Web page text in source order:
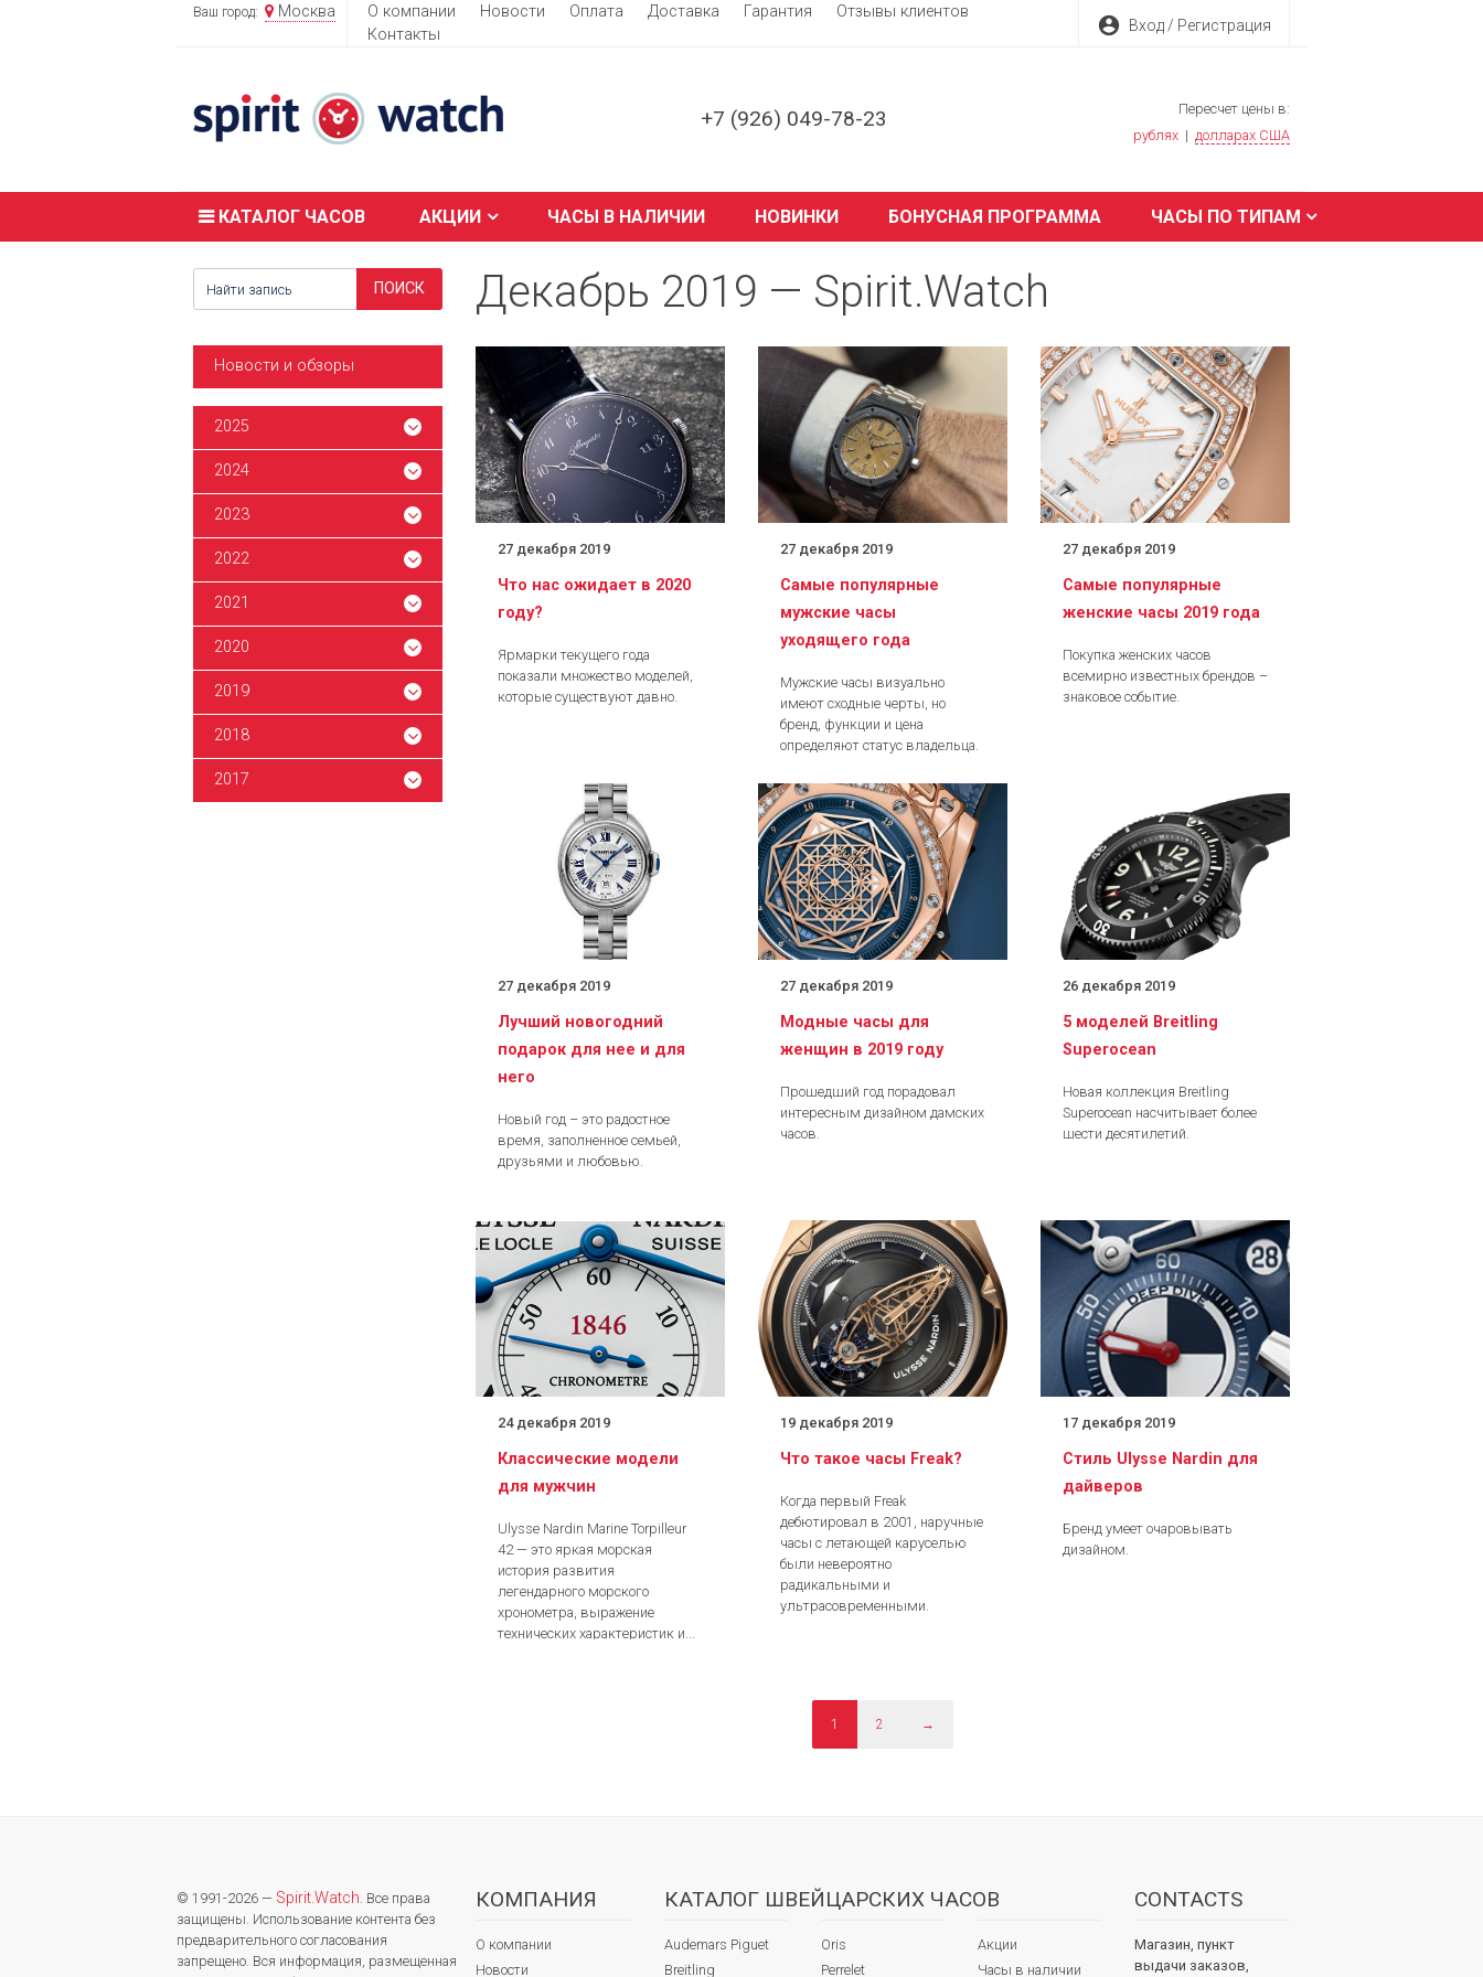
Ваш город: Москва О компании Новости Оплата Доставка Гарантия
Отзывы клиентов
Контакты
account_circle Вход / Регистрация
+7 (926) 049-78-23
Пересчет цены в:
рублях | долларах США
КАТАЛОГ ЧАСОВ АКЦИИ ЧАСЫ В НАЛИЧИИ НОВИНКИ БОНУСНАЯ ПРОГРАММА ЧАСЫ ПО ТИПАМ
Новости и обзоры
2025
2024
2023
2022
2021
2020
2019
2018
2017
Декабрь 2019 — Spirit.Watch
27 декабря 2019
Что нас ожидает в 2020
году?
Ярмарки текущего года
показали множество моделей,
которые существуют давно.
27 декабря 2019
Самые популярные
мужские часы
уходящего года
Мужские часы визуально
имеют сходные черты, но
бренд, функции и цена
определяют статус владельца.
27 декабря 2019
Самые популярные
женские часы 2019 года
Покупка женских часов
всемирно известных брендов –
знаковое событие.
27 декабря 2019
Лучший новогодний
подарок для нее и для
него
Новый год – это радостное
время, заполненное семьей,
друзьями и любовью.
27 декабря 2019
Модные часы для
женщин в 2019 году
Прошедший год порадовал
интересным дизайном дамских
часов.
26 декабря 2019
5 моделей Breitling
Superocean
Новая коллекция Breitling
Superocean насчитывает более
шести десятилетий.
24 декабря 2019
Классические модели
для мужчин
Ulysse Nardin Marine Torpilleur
42 — это яркая морская
история развития
легендарного морского
хронометра, выражение
технических характеристик и...
19 декабря 2019
Что такое часы Freak?
Когда первый Freak
дебютировал в 2001, наручные
часы с летающей каруселью
были невероятно
радикальными и
ультрасовременными.
17 декабря 2019
Стиль Ulysse Nardin для
дайверов
Бренд умеет очаровывать
дизайном.
1 2 →
© 1991-2026 — Spirit.Watch. Все права
защищены. Использование контента без
предварительного согласования
запрещено. Вся информация, размещенная
КОМПАНИЯ
О компании
Новости
КАТАЛОГ ШВЕЙЦАРСКИХ ЧАСОВ
Audemars Piguet
Breitling
Oris
Perrelet
Акции
Часы в наличии
CONTACTS
Магазин, пункт
выдачи заказов,